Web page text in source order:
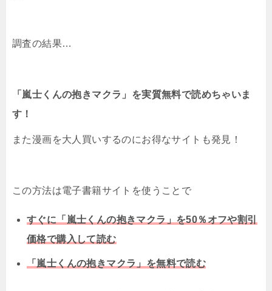
調査の結果…
「嵐士くんの抱きマクラ」を実質無料で読めちゃいま
す！
また漫画を大人買いするのにお得なサイトも発見！
この方法は電子書籍サイトを使うことで
すぐに「嵐士くんの抱きマクラ」を50％オフや割引
価格で購入して読む
「嵐士くんの抱きマクラ」を無料で読む